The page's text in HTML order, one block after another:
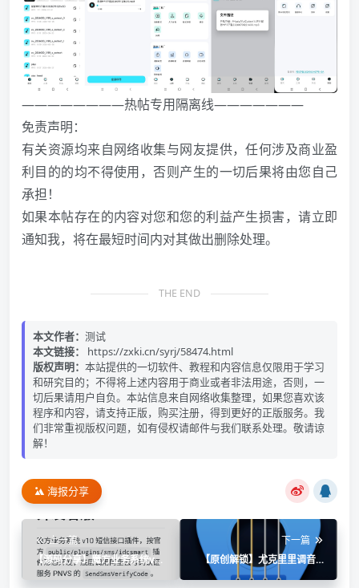
————————热帖专用隔离线———————
免责声明：
有关资源均来自网络收集与网友提供，任何涉及商业盈
利目的的均不得使用，否则产生的一切后果将由您自己
承担！
如果本帖存在的内容对您和您的利益产生损害，请立即
通知我，将在最短时间内对其做出删除处理。
THE END
本文作者： 测试
本文链接：
https://zxki.cn/syrj/58474.html
版权声明： 本站提供的一切软件、教程和内容信息仅限用于学习
和研究目的；不得将上述内容用于商业或者非法用途，否则，一
切后果请用户自负。本站信息来自网络收集整理，如果您喜欢该
程序和内容，请支持正版，购买注册，得到更好的正版服务。我
们非常重视版权问题，如有侵权请邮件与我们联系处理。敬请谅
解！
海报分享
上一篇
【源码分享】魔方业务系统v10
对接阿里云短信认证插件
下一篇
【原创解锁】尤克里里调音器
Jay🔥解锁会员🔥多乐器精准